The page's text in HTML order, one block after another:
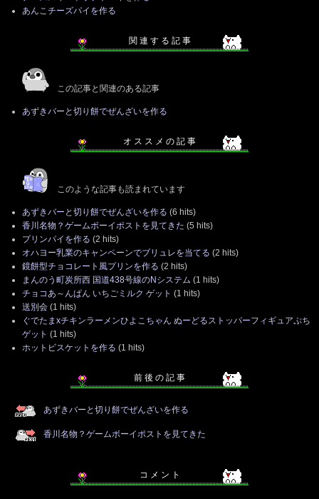
あんこチーズパイを作る
関 連 す る 記 事
この記事と関連のある記事
あずきバーと切り餅でぜんざいを作る
オ ス ス メ の 記 事
このような記事も読まれています
あずきバーと切り餅でぜんざいを作る (6 hits)
香川名物？ゲームボーイポストを見てきた (5 hits)
プリンパイを作る (2 hits)
オハヨー乳業のキャンペーンでブリュレを当てる (2 hits)
鏡餅型チョコレート風プリンを作る (2 hits)
まんのう町炭所西 国道438号線のNシステム (1 hits)
チョコあ～んぱん いちごミルク ゲット (1 hits)
送別会 (1 hits)
ぐでたまxチキンラーメンひよこちゃん ぬーどるストッパーフィギュアぷち
ゲット (1 hits)
ホットビスケットを作る (1 hits)
前 後 の 記 事
あずきバーと切り餅でぜんざいを作る
香川名物？ゲームボーイポストを見てきた
コ メ ン ト